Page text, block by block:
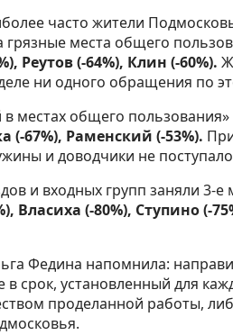
часто жители
места общего
Реутов (-64%), Клин (-60%).
ни одного обращения по
местах общего
(-67%), Раменский (-53%).
и доводчики не
и входных групп заняли 3-
Власиха (-80%), Ступино (-
Федина напомнила:
установленный для
проделанной работы,